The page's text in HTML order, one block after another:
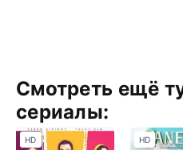
Смотреть ещё
сериалы:
HD HD